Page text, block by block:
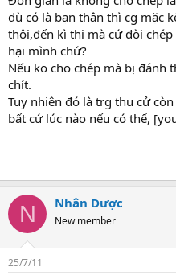
dù có là bạn thân thì cg mặc
thôi,đến kì thi mà cứ đòi
hại mình chứ?
Nếu ko cho chép mà bị đánh
chít.
Tuy nhiên đó là trg thu cử
bất cứ lúc nào nếu có thể,
N Nhân Dược
New member
25/7/11